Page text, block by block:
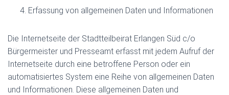
Erfassung von allgemeinen Daten und Informationen
Die Internetseite der Stadtteilbeirat Erlangen Süd c/o
Bürgermeister und Presseamt erfasst mit jedem Aufruf der
Internetseite durch eine betroffene Person oder ein
automatisiertes System eine Reihe von allgemeinen Daten
und Informationen. Diese allgemeinen Daten und